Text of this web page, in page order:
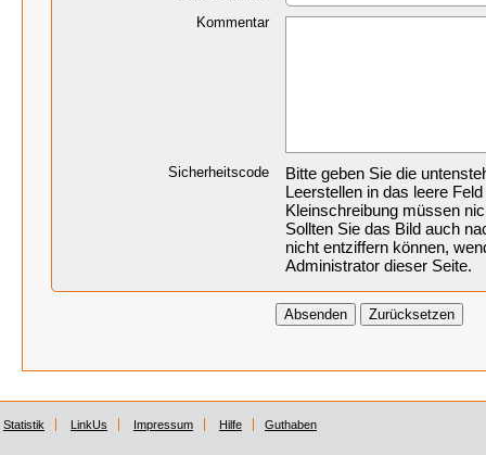
Kommentar
Sicherheitscode
Bitte geben Sie die
Leerstellen in das leere
Kleinschreibung müssen
Sollten Sie das Bild auch
nicht entziffern können,
Administrator dieser Seite.
Statistik LinkUs Impressum Hilfe Guthaben